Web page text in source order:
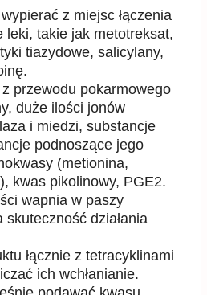
z miejsc łączenia
leki, takie jak metotreksat,
tiazydowe, salicylany,
przewodu pokarmowego
duże ilości jonów
i miedzi, substancje
podnoszące jego
(metionina,
kwas pikolinowy, PGE2.
wapnia w paszy
działania
łącznie z tetracyklinami
ich wchłanianie.